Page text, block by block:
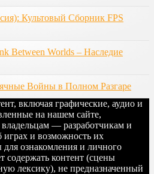
Культовый Сборник FPS
Between Worlds – Наследие
Войны в Полном Разгаре
включая графические, аудио и
на нашем сайте,
— разработчикам и
и возможность их
для ознакомления и личного
содержать контент (сцены
лексику), не предназначенный